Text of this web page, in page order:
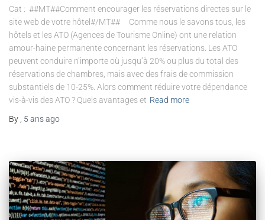
Cat : ##MT##Comment encourager les réservations directes sur le
site web de votre hôtel#/MT## Comme nous le savons tous, les
hôtels et les ATO (Agences de Tourisme Online) ont une relation
amour-haine permanente concernant les réservations. Les ATO
peuvent conduire n’importe où jusqu’à 20% ou plus du total des
réservations de chambres, mais avec des frais de commission
substantiels de 10-25%. Alors comment réduire votre dépendance
vis-à-vis des ATO ? Quels avantages et Read more
By
5 ansago